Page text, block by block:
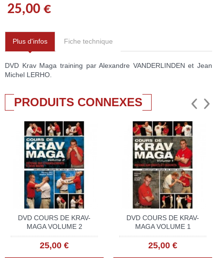
25,00 €
Plus d'infos Fiche technique
DVD Krav Maga training par Alexandre VANDERLINDEN et Jean
Michel LERHO.
PRODUITS CONNEXES
DVD COURS DE KRAV-
MAGA VOLUME 2
25,00 €
DVD COURS DE KRAV-
MAGA VOLUME 1
25,00 €